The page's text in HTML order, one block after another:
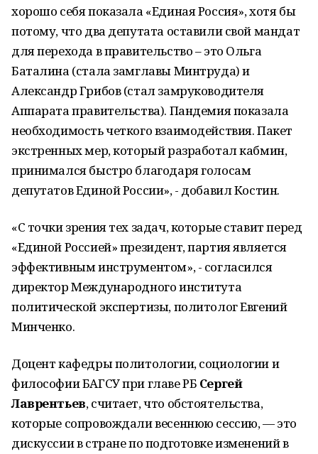
хорошо себя показала «Единая Россия», хотя бы
потому, что два депутата оставили свой мандат
для перехода в правительство – это Ольга
Баталина (стала замглавы Минтруда) и
Александр Грибов (стал замруководителя
Аппарата правительства). Пандемия показала
необходимость четкого взаимодействия. Пакет
экстренных мер, который разработал кабмин,
принимался быстро благодаря голосам
депутатов Единой России», - добавил Костин.
«С точки зрения тех задач, которые ставит перед
«Единой Россией» президент, партия является
эффективным инструментом», - согласился
директор Международного института
политической экспертизы, политолог Евгений
Минченко.
Доцент кафедры политологии, социологии и
философии БАГСУ при главе РБ Сергей
Лаврентьев, считает, что обстоятельства,
которые сопровождали весеннюю сессию, — это
дискуссии в стране по подготовке изменений в